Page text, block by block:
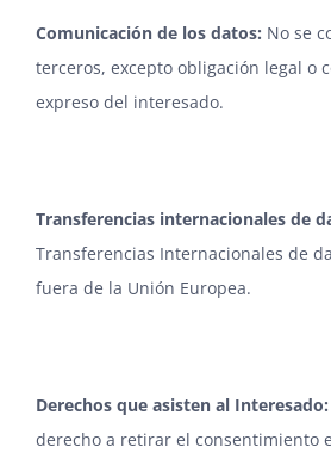
Comunicación de los datos: No se
terceros, excepto obligación legal o
expreso del interesado.
Transferencias internacionales de
Transferencias Internacionales de
fuera de la Unión Europea.
Derechos que asisten al Interesado:
derecho a retirar el consentimiento